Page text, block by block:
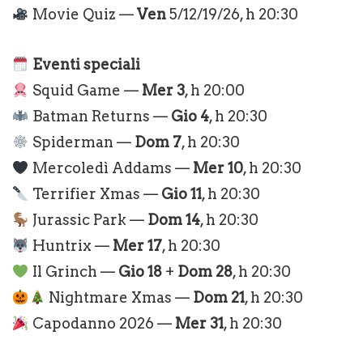
Movie Quiz —Ven5/12/19/26, h 20:30
Eventi speciali
Squid Game — Mer 3, h 20:00
Batman Returns — Gio 4, h 20:30
Spiderman — Dom 7, h 20:30
Mercoledì Addams — Mer 10, h 20:30
Terrifier Xmas — Gio 11, h 20:30
Jurassic Park — Dom 14, h 20:30
Huntrix — Mer 17, h 20:30
Il Grinch — Gio 18+ Dom 28, h 20:30
Nightmare Xmas — Dom 21, h 20:30
Capodanno 2026 — Mer 31, h 20:30